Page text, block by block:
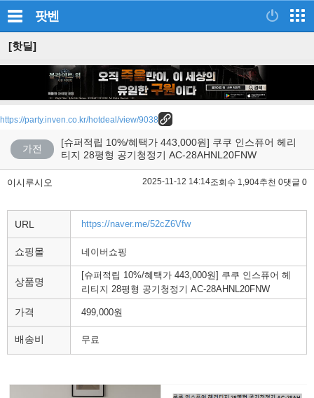
팟벤
[핫딜]
https://party.inven.co.kr/hotdeal/view/9038
가전
[슈퍼적립 10%/혜택가 443,000원] 쿠쿠 인스퓨어 헤리
티지 28평형 공기청정기 AC-28AHNL20FNW
이시루시오 2025-11-12 14:14조회수 1,904추천 0댓글 0
URL https://naver.me/52cZ6Vfw
쇼핑몰 네이버쇼핑
상품명
[슈퍼적립 10%/혜택가 443,000원] 쿠쿠 인스퓨어 헤
리티지 28평형 공기청정기 AC-28AHNL20FNW
가격 499,000원
배송비 무료